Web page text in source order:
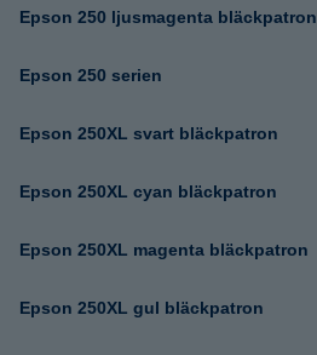
Epson 250 ljusmagenta bläckpatron
Epson 250 serien
Epson 250XL svart bläckpatron
Epson 250XL cyan bläckpatron
Epson 250XL magenta bläckpatron
Epson 250XL gul bläckpatron